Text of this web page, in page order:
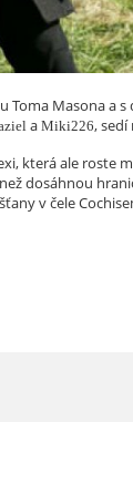
Masona a
a Miki226, sedí
která ale roste
dosáhnou
v čele